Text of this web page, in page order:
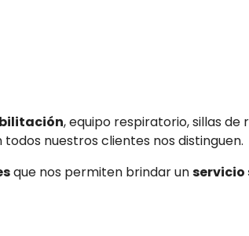
, equipo respiratorio, sillas de
todos nuestros clientes nos distinguen.
que nos permiten brindar un